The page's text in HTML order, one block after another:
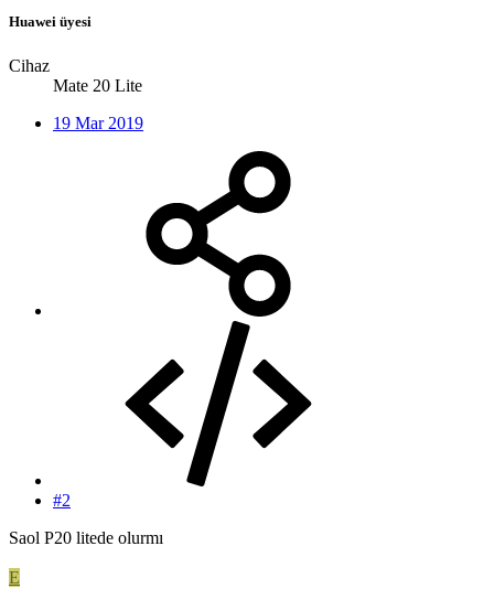
Huawei üyesi
Cihaz
Mate 20 Lite
19 Mar 2019
#2
Saol P20 litede olurmı
E